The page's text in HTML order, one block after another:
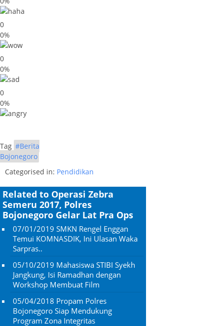
0
0%
0
0%
0
0%
Tag #Berita
Bojonegoro
Categorised in: Pendidikan
Related to Operasi Zebra
Semeru 2017, Polres
Bojonegoro Gelar Lat Pra Ops
07/01/2019 SMKN Rengel Enggan
Temui KOMNASDIK, Ini Ulasan Waka
Sarpras..
05/10/2019 Mahasiswa STIBI Syekh
Jangkung, Isi Ramadhan dengan
Workshop Membuat Film
05/04/2018 Propam Polres
Bojonegoro Siap Mendukung
Program Zona Integritas